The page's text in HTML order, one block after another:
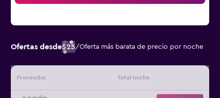
Ofertas desde$25/Oferta más barata de precio por noche
Proveedor Total noche